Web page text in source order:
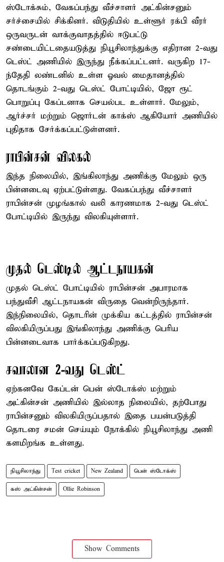
ஸ்டோக்சும், வேகப்பந்து வீச்சாளர் அட்கின்சனும்
சர்ச்சையில் சிக்கினர். விடுதியில் உள்ளூர் ரக்பி வீரர்
ஒருவருடன் வாக்குவாதத்தில் ஈடுபட்டு
சண்டையிட்டதையடுத்து நியூசிலாந்துக்கு எதிரான 2-வது
டெஸ்ட் அணியில் இருந்து நீக்கப்பட்டனர். வருகிற 17-
ந்தேதி லண்டனில் உள்ள ஓவல் மைதானத்தில்
தொடங்கும் 2-வது டெஸ்ட் போட்டியில், ஜோ ரூட்
பொறுப்பு கேப்டனாக செயல்பட உள்ளார். மேலும்,
ஆர்ச்சர் மற்றும் ஜொர்டன் காக்ஸ் ஆகியோர் அணியில்
புதிதாக சேர்க்கப்பட்டுள்ளனர்.
ராபின்சன் விலகல்
இந்த நிலையில், இங்கிலாந்து அணிக்கு மேலும் ஒரு
பின்னடைவு ஏற்பட்டுள்ளது. வேகப்பந்து வீச்சாளர்
ராபின்சன் முழங்கால் வலி காரணமாக 2-வது டெஸ்ட்
போட்டியில் இருந்து விலகியுள்ளார்.
முதல் டெஸ்டில் ஆட்டநாயகன்
முதல் டெஸ்ட் போட்டியில் ராபின்சன் அபாரமாக
பந்துவீசி ஆட்டநாயகன் விருதை வென்றிருந்தார்.
இந்நிலையில், தொடரின் முக்கிய கட்டத்தில் ராபின்சன்
விலகியிருப்பது இங்கிலாந்து அணிக்கு பெரிய
பின்னடைவாக பார்க்கப்படுகிறது.
சவாலான 2-வது டெஸ்ட்
ஏற்கனவே கேப்டன் பென் ஸ்டோக்ஸ் மற்றும்
அட்கின்சன் அணியில் இல்லாத நிலையில், தற்போது
ராபின்சனும் விலகியிருப்பதால் இதை பயன்படுத்தி
தொடரை சமன் செய்யும் நோக்கில் நியூசிலாந்து அணி
களமிறங்க உள்ளது.
நியூசிலாந்து Test cricket New Zealand பென் ஸ்டோக்ஸ்
கஸ் அட்கின்சன் Ollie Robinson
Show Comments